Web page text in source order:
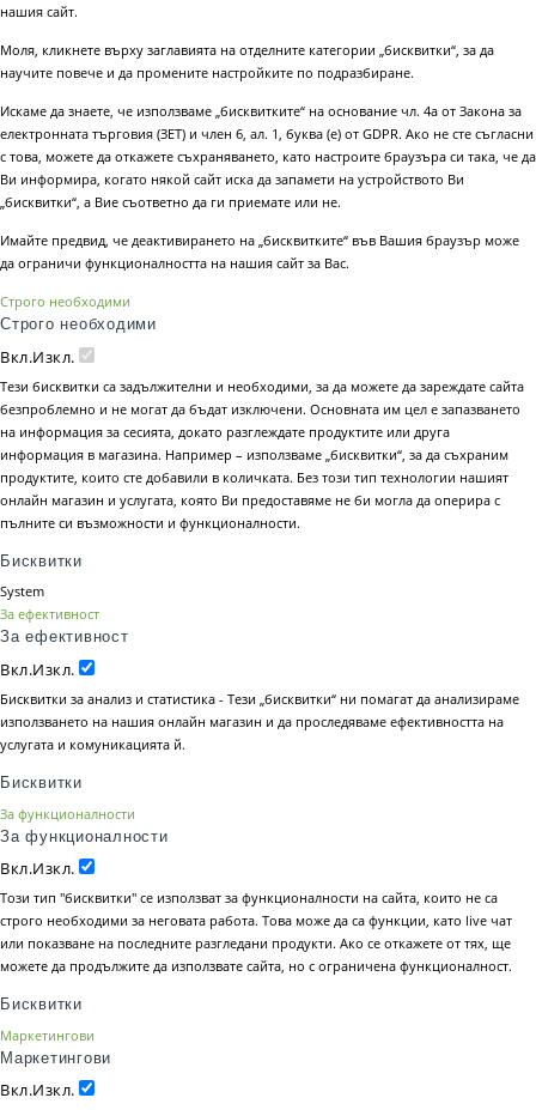
нашия сайт.
Моля, кликнете върху заглавията на отделните категории „бисквитки“, за да
научите повече и да промените настройките по подразбиране.
Искаме да знаете, че използваме „бисквитките“ на основание чл. 4а от Закона за
електронната търговия (ЗЕТ) и член 6, ал. 1, буква (е) от GDPR. Ако не сте съгласни
с това, можете да откажете съхраняването, като настроите браузъра си така, че да
Ви информира, когато някой сайт иска да запамети на устройството Ви
„бисквитки“, а Вие съответно да ги приемате или не.
Имайте предвид, че деактивирането на „бисквитките“ във Вашия браузър може
да ограничи функционалността на нашия сайт за Вас.
Строго необходими
Строго необходими
Вкл.Изкл.
Тези бисквитки са задължителни и необходими, за да можете да зареждате сайта
безпроблемно и не могат да бъдат изключени. Основната им цел е запазването
на информация за сесията, докато разглеждате продуктите или друга
информация в магазина. Например – използваме „бисквитки“, за да съхраним
продуктите, които сте добавили в количката. Без този тип технологии нашият
онлайн магазин и услугата, която Ви предоставяме не би могла да оперира с
пълните си възможности и функционалности.
Бисквитки
System
За ефективност
За ефективност
Вкл.Изкл.
Бисквитки за анализ и статистика - Тези „бисквитки“ ни помагат да анализираме
използването на нашия онлайн магазин и да проследяваме ефективността на
услугата и комуникацията й.
Бисквитки
За функционалности
За функционалности
Вкл.Изкл.
Този тип "бисквитки" се използват за функционалности на сайта, които не са
строго необходими за неговата работа. Това може да са функции, като live чат
или показване на последните разгледани продукти. Ако се откажете от тях, ще
можете да продължите да използвате сайта, но с ограничена функционалност.
Бисквитки
Маркетингови
Маркетингови
Вкл.Изкл.